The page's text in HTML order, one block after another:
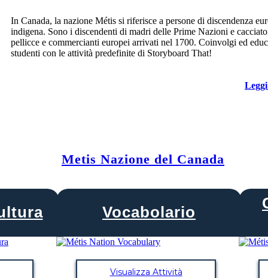
In Canada, la nazione Métis si riferisce a persone di discendenza
indigena. Sono i discendenti di madri delle Prime Nazioni e
pellicce e commercianti europei arrivati nel 1700. Coinvolgi ed
studenti con le attività predefinite di Storyboard That!
Metis Nazione del Canada
Vocabolario
Visualizza Attività